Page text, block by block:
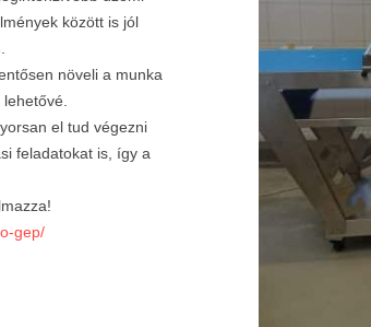
között is jól
növeli a munka
el tud végezni
feladatokat is, így a
gep/